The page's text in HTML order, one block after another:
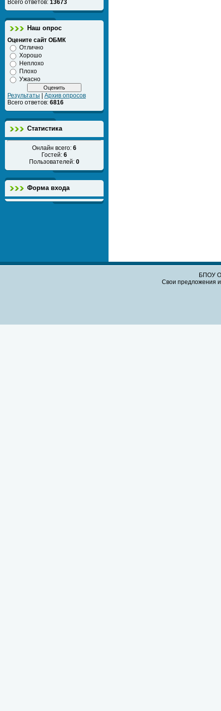
Всего ответов: 13673
Наш опрос
Оцените сайт ОБМК
Отлично
Хорошо
Неплохо
Плохо
Ужасно
Результаты
Архив опросов
Всего ответов: 6816
Статистика
Онлайн всего: 6
Гостей: 6
Пользователей: 0
Форма входа
БПОУ
Свои предложения